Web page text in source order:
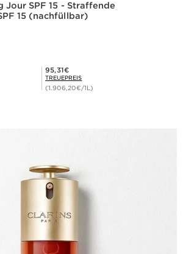
Jour SPF 15 - Straffende
15 (nachfüllbar)
Mitgliederpreis 95,31€
95,31€
TREUEPREIS
(1.906,20€/1L)